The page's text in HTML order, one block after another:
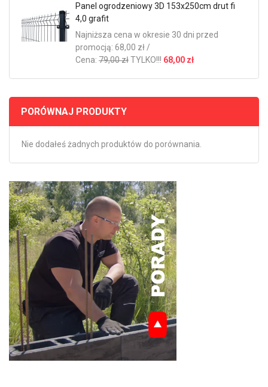
Panel ogrodzeniowy 3D 153x250cm drut fi
4,0 grafit
Najniższa cena w okresie 30 dni przed
promocją: 68,00 zł /
Cena: 79,00 złTYLKO!!! 68,00 zł
PORÓWNAJ PRODUKTY
Nie dodałeś żadnych produktów do porównania.